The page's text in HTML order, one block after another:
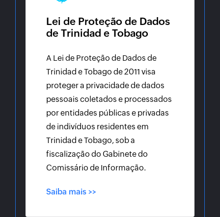
Lei de Proteção de Dados
de Trinidad e Tobago
A Lei de Proteção de Dados de
Trinidad e Tobago de 2011 visa
proteger a privacidade de dados
pessoais coletados e processados
por entidades públicas e privadas
de indivíduos residentes em
Trinidad e Tobago, sob a
fiscalização do Gabinete do
Comissário de Informação.
Saiba mais >>